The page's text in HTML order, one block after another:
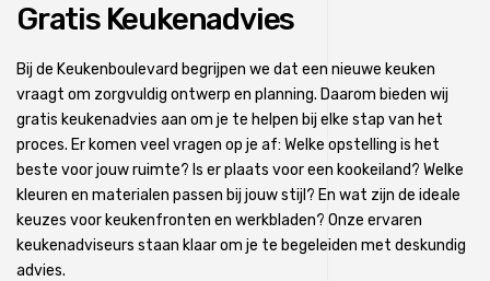
Gratis Keukenadvies
Bij de Keukenboulevard begrijpen we dat een nieuwe keuken
vraagt om zorgvuldig ontwerp en planning. Daarom bieden wij
gratis keukenadvies aan om je te helpen bij elke stap van het
proces. Er komen veel vragen op je af: Welke opstelling is het
beste voor jouw ruimte? Is er plaats voor een kookeiland? Welke
kleuren en materialen passen bij jouw stijl? En wat zijn de ideale
keuzes voor keukenfronten en werkbladen? Onze ervaren
keukenadviseurs staan klaar om je te begeleiden met deskundig
advies.